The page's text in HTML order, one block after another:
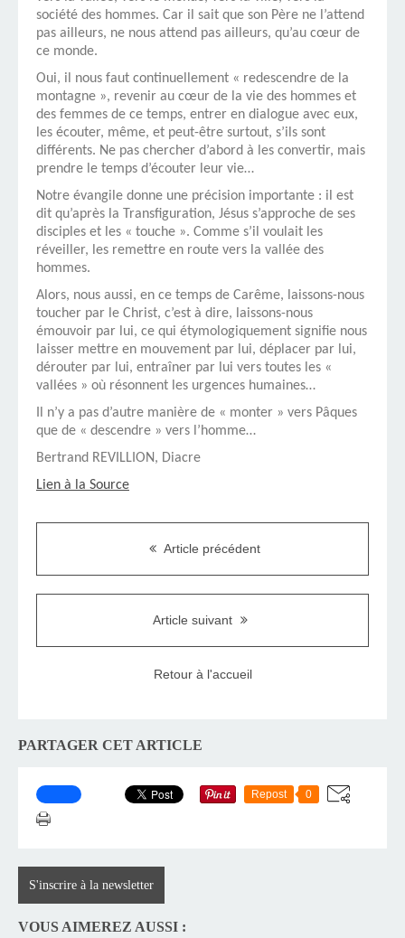
société des hommes. Car il sait que son Père ne l’attend
pas ailleurs, ne nous attend pas ailleurs, qu’au cœur de
ce monde.
Oui, il nous faut continuellement « redescendre de la
montagne », revenir au cœur de la vie des hommes et
des femmes de ce temps, entrer en dialogue avec eux,
les écouter, même, et peut-être surtout, s’ils sont
différents. Ne pas chercher d’abord à les convertir, mais
prendre le temps d’écouter leur vie…
Notre évangile donne une précision importante : il est
dit qu’après la Transfiguration, Jésus s’approche de ses
disciples et les « touche ». Comme s’il voulait les
réveiller, les remettre en route vers la vallée des
hommes.
Alors, nous aussi, en ce temps de Carême, laissons-nous
toucher par le Christ, c’est à dire, laissons-nous
émouvoir par lui, ce qui étymologiquement signifie nous
laisser mettre en mouvement par lui, déplacer par lui,
dérouter par lui, entraîner par lui vers toutes les «
vallées » où résonnent les urgences humaines…
Il n’y a pas d’autre manière de « monter » vers Pâques
que de « descendre » vers l’homme…
Bertrand REVILLION, Diacre
Lien à la Source
Article précédent
Article suivant
Retour à l'accueil
PARTAGER CET ARTICLE
Repost 0
S'inscrire à la newsletter
VOUS AIMEREZ AUSSI :